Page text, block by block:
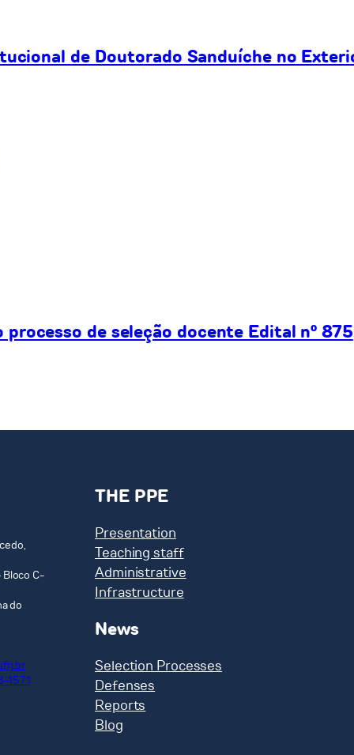
de Doutorado Sanduíche no
de seleção docente Edital nº 875
Bloco C-
do
1571
THE PPE
Presentation
Teaching staff
Administrative
Infrastructure
News
Selection Processes
Defenses
Reports
Blog